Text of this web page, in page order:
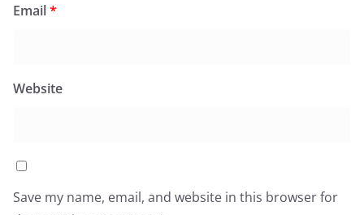
Email*
Website
Save my name, email, and website in this browser for